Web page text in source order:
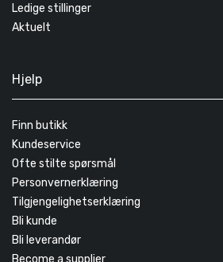
Ledige stillinger
Aktuelt
Hjelp
Finn butikk
Kundeservice
Ofte stilte spørsmål
Personvernerklæring
Tilgjengelighetserklæring
Bli kunde
Bli leverandør